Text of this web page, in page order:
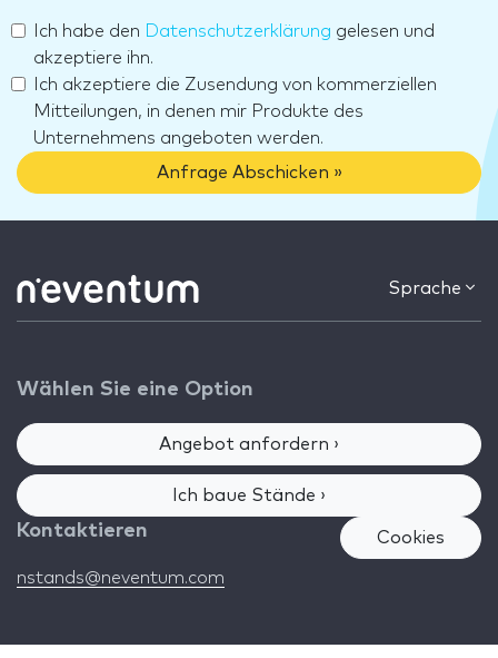
Ich habe den Datenschutzerklärung gelesen und
akzeptiere ihn.
Ich akzeptiere die Zusendung von kommerziellen
Mitteilungen, in denen mir Produkte des
Unternehmens angeboten werden.
Anfrage Abschicken »
Sprache
Wählen Sie eine Option
Angebot anfordern ›
Ich baue Stände ›
Kontaktieren
nstands@neventum.com
Cookies